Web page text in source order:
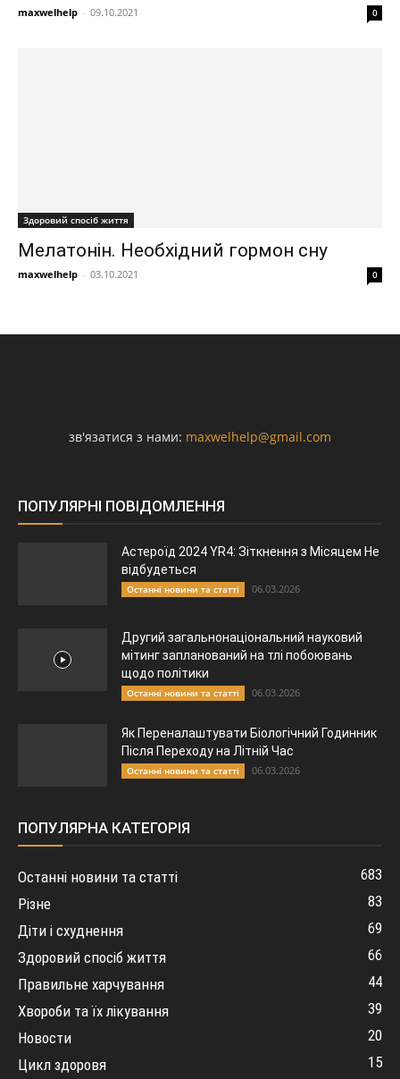
maxwelhelp - 09.10.2021 0
Здоровий спосіб життя
Мелатонін. Необхідний гормон сну
maxwelhelp - 03.10.2021 0
зв'язатися з нами: maxwelhelp@gmail.com
ПОПУЛЯРНІ ПОВІДОМЛЕННЯ
Астероїд 2024 YR4: Зіткнення з Місяцем Не
відбудеться
Останні новини та статті 06.03.2026
Другий загальнонаціональний науковий
мітинг запланований на тлі побоювань
щодо політики
Останні новини та статті 06.03.2026
Як Переналаштувати Біологічний Годинник
Після Переходу на Літній Час
Останні новини та статті 06.03.2026
ПОПУЛЯРНА КАТЕГОРІЯ
Останні новини та статті
683
Різне
83
Діти і схуднення
69
Здоровий спосіб життя
66
Правильне харчування
44
Хвороби та їх лікування
39
Новости
20
Цикл здоровя
15